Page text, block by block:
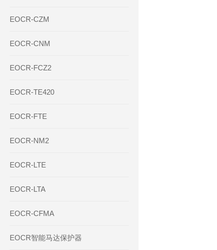
EOCR-CZM
EOCR-CNM
EOCR-FCZ2
EOCR-TE420
EOCR-FTE
EOCR-NM2
EOCR-LTE
EOCR-LTA
EOCR-CFMA
EOCR智能马达保护器